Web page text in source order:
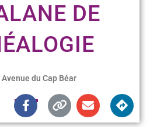
DE
Avenue du Cap Béar